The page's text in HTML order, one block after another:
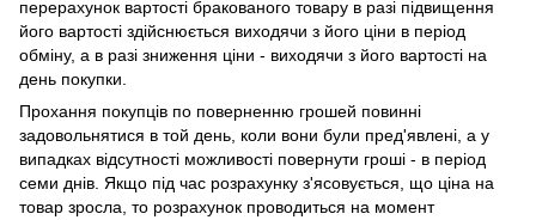
перерахунок вартості бракованого товару в разі підвищення
його вартості здійснюється виходячи з його ціни в період
обміну, а в разі зниження ціни - виходячи з його вартості на
день покупки.
Прохання покупців по поверненню грошей повинні
задовольнятися в той день, коли вони були пред'явлені, а у
випадках відсутності можливості повернути гроші - в період
семи днів. Якщо під час розрахунку з'ясовується, що ціна на
товар зросла, то розрахунок проводиться на момент